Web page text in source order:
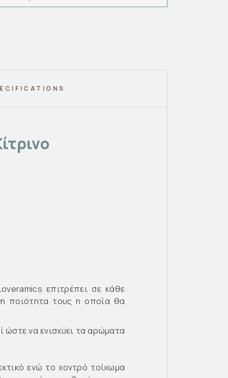
επιτρέπει σε κάθε
ποιότητα τους η οποία θα
ώστε να ενισχύει τα αρώματα
ενώ το χοντρό τοίχωμα